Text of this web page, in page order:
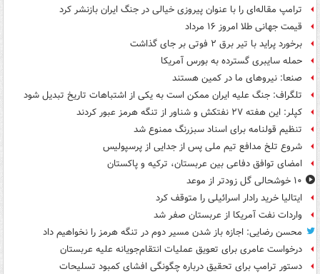
ترامپ مقاله‌ای را با عنوان پیروزی خیالی در جنگ ایران بازنشر کرد
قیمت جهانی طلا امروز ۱۶ مرداد
برخورد پراید با تیر برق ۲ فوتی بر جای گذاشت
حمله سایبری گسترده به بورس آمریکا
صنعا: نیروهای ما در کمین‌ هستند
تلگراف: جنگ علیه ایران ممکن است به یکی از اشتباهات تاریخ تبدیل شود
کپلر: این هفته ۲۷ نفتکش و شناور از تنگه هرمز عبور کردند
تنظیم قولنامه برای اسناد سبزرنگ ممنوع شد
شروع تلخ مدافع تیم ملی پس از جدایی از پرسپولیس
امضای توافق دفاعی بین عربستان، ترکیه و پاکستان
۱۰ خوشحالی گل زودتر از موعد
ایتالیا خرید رادار اسرائیلی را متوقف کرد
واردات نفت آمریکا از عربستان صفر شد
محسن رضایی: اجازه باز شدن مسیر دوم در تنگه هرمز را نخواهیم داد
درخواست عامری برای تعویق عملیات انتقام‌جویانه علیه عربستان
دستور ترامپ برای تحقیق درباره چگونگی افشای کمبود تسلیحات